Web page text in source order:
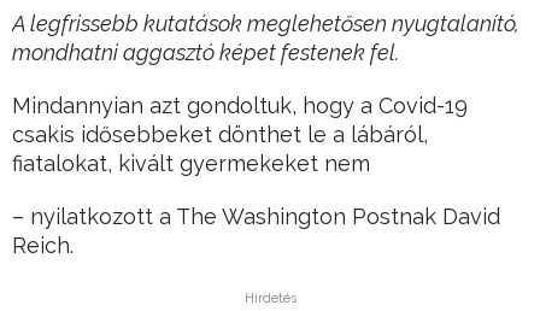
A legfrissebb kutatások meglehetősen nyugtalanító,
mondhatni aggasztó képet festenek fel.
Mindannyian azt gondoltuk, hogy a Covid-19
csakis idősebbeket dönthet le a lábáról,
fiatalokat, kivált gyermekeket nem
– nyilatkozott a The Washington Postnak David
Reich.
Hirdetés